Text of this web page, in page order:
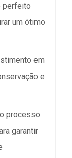
perfeito
um ótimo
em
e
processo
garantir